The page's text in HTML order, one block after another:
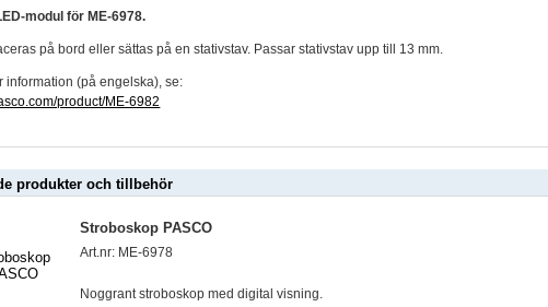
modul för ME-6978.
på bord eller sättas på en stativstav. Passar stativstav upp till 13 mm.
information (på engelska), se:
product/ME-6982
produkter och tillbehör
Stroboskop PASCO
Art.nr: ME-6978
Noggrant stroboskop med digital visning.